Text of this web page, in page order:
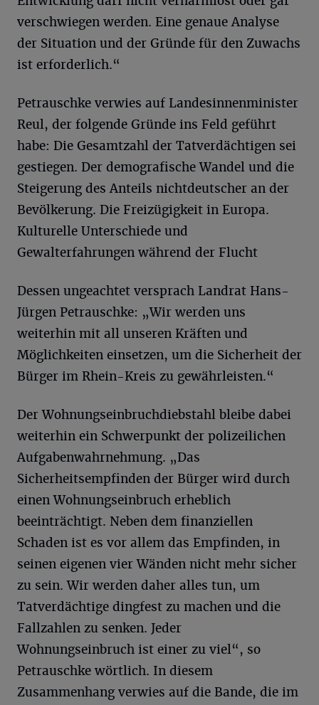
verschwiegen werden. Eine genaue Analyse
der Situation und der Gründe für den Zuwachs
ist erforderlich.“
Petrauschke verwies auf Landesinnenminister
Reul, der folgende Gründe ins Feld geführt
habe: Die Gesamtzahl der Tatverdächtigen sei
gestiegen. Der demografische Wandel und die
Steigerung des Anteils nichtdeutscher an der
Bevölkerung. Die Freizügigkeit in Europa.
Kulturelle Unterschiede und
Gewalterfahrungen während der Flucht
Dessen ungeachtet versprach Landrat Hans-
Jürgen Petrauschke: „Wir werden uns
weiterhin mit all unseren Kräften und
Möglichkeiten einsetzen, um die Sicherheit der
Bürger im Rhein-Kreis zu gewährleisten.“
Der Wohnungseinbruchdiebstahl bleibe dabei
weiterhin ein Schwerpunkt der polizeilichen
Aufgabenwahrnehmung. „Das
Sicherheitsempfinden der Bürger wird durch
einen Wohnungseinbruch erheblich
beeinträchtigt. Neben dem finanziellen
Schaden ist es vor allem das Empfinden, in
seinen eigenen vier Wänden nicht mehr sicher
zu sein. Wir werden daher alles tun, um
Tatverdächtige dingfest zu machen und die
Fallzahlen zu senken. Jeder
Wohnungseinbruch ist einer zu viel“, so
Petrauschke wörtlich. In diesem
Zusammenhang verwies auf die Bande, die im